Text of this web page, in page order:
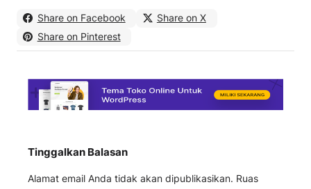
Share on Facebook
Share on X
Share on Pinterest
Tinggalkan Balasan
Alamat email Anda tidak akan dipublikasikan. Ruas